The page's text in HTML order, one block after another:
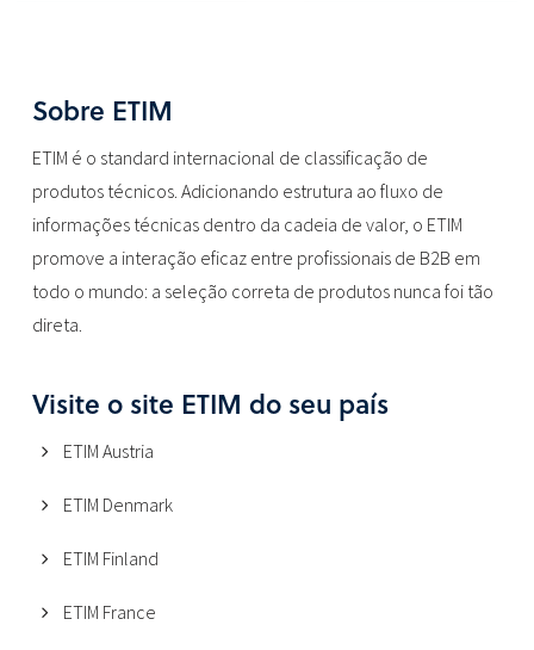
Sobre ETIM
ETIM é o standard internacional de classificação de
produtos técnicos. Adicionando estrutura ao fluxo de
informações técnicas dentro da cadeia de valor, o ETIM
promove a interação eficaz entre profissionais de B2B em
todo o mundo: a seleção correta de produtos nunca foi tão
direta.
Visite o site ETIM do seu país
ETIM Austria
ETIM Denmark
ETIM Finland
ETIM France